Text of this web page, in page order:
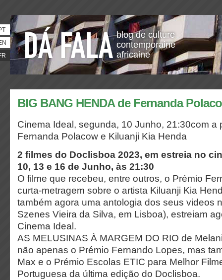
blog de culture
contemporaine
africaine
BIG BANG HENDA de Fernanda
Cinema Ideal, segunda, 10 Junho, 21:30com a
Fernanda Polacow e Kiluanji Kia Henda
2 filmes do Doclisboa 2023, em estreia no
10, 13 e 16 de Junho, às 21:30
O filme que recebeu, entre outros, o Prémio
curta-metragem sobre o artista Kiluanji Kia
também agora uma antologia dos seus videos
Szenes Vieira da Silva, em Lisboa), estreiam
Cinema Ideal.
AS MELUSINAS À MARGEM DO RIO de
não apenas o Prémio Fernando Lopes, mas
Max e o Prémio Escolas ETIC para Melhor
Portuguesa da última edição do Doclisboa.